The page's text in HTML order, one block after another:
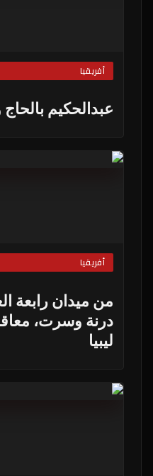
أفريقيا
عبدالحكيم بالحاج
أفريقيا
من ميدان رابعة
درنة وسرت،
ليبيا